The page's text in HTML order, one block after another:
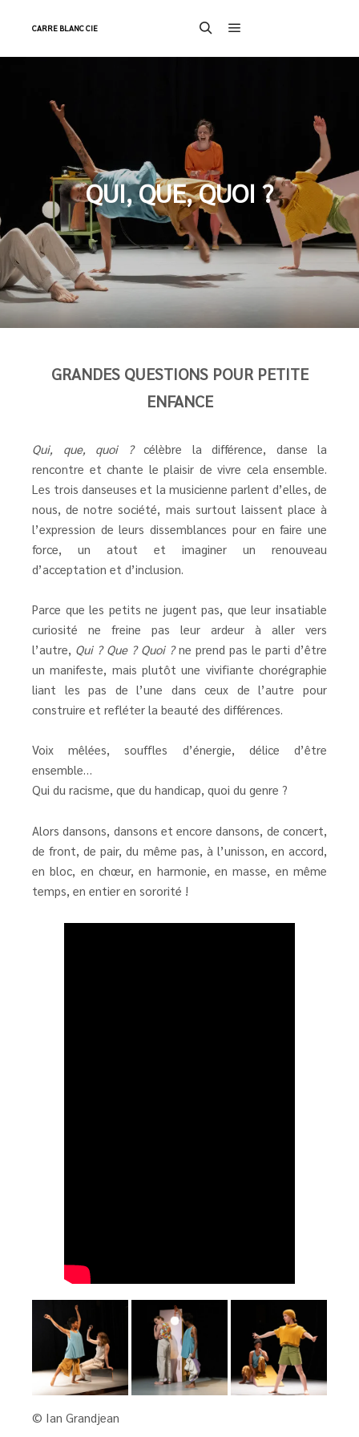
CARRE BLANC CIE
QUI, QUE, QUOI ?
GRANDES QUESTIONS POUR PETITE
ENFANCE
Qui, que, quoi ?célèbre la différence, danse la
rencontre et chante le plaisir de vivre cela ensemble.
Les trois danseuses et la musicienne parlent d’elles, de
nous, de notre société, mais surtout laissent place à
l’expression de leurs dissemblances pour en faire une
force, un atout et imaginer un renouveau
d’acceptation et d’inclusion.
Parce que les petits ne jugent pas, que leur insatiable
curiosité ne freine pas leur ardeur à aller vers
l’autre, Qui ? Que ? Quoi ?ne prend pas le parti d’être
un manifeste, mais plutôt une vivifiante chorégraphie
liant les pas de l’une dans ceux de l’autre pour
construire et refléter la beauté des différences.
Voix mêlées, souffles d’énergie, délice d’être
ensemble…
Qui du racisme, que du handicap, quoi du genre ?
Alors dansons, dansons et encore dansons, de concert,
de front, de pair, du même pas, à l’unisson, en accord,
en bloc, en chœur, en harmonie, en masse, en même
temps, en entier en sororité !
© Ian Grandjean